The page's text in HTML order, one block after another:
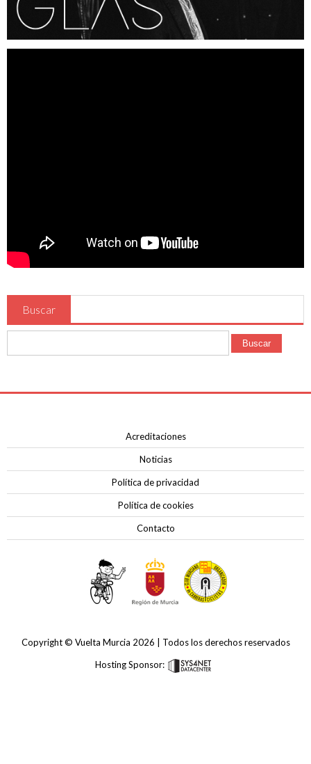
Buscar
Acreditaciones
Noticias
Política de privacidad
Política de cookies
Contacto
Copyright © Vuelta Murcia 2026 | Todos los derechos reservados
Hosting Sponsor: